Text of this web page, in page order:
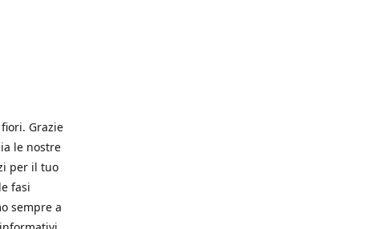
Grazie
le nostre
per il tuo
fasi
sempre a